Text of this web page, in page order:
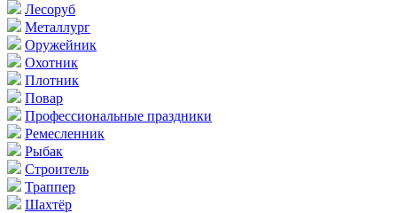
Лесоруб
Металлург
Оружейник
Охотник
Плотник
Повар
Профессиональные праздники
Ремесленник
Рыбак
Строитель
Траппер
Шахтёр